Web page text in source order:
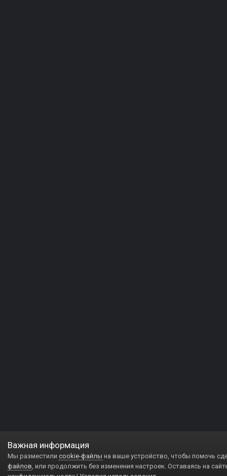
Важная информация
Мы разместили cookie-файлы на ваше устройство, чтобы помочь
файлов, или продолжить без изменения настроек. Оставаясь на